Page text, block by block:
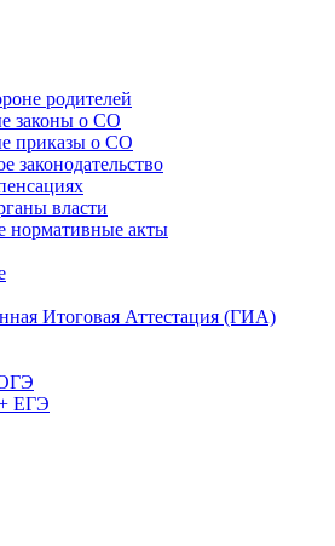
родителей
законы о СО
приказы о СО
законодательство
власти
нормативные акты
Итоговая Аттестация (ГИА)
+ ЕГЭ